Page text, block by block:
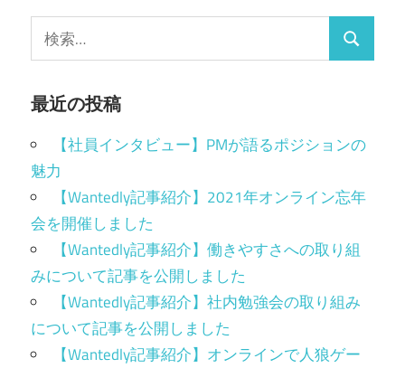
最近の投稿
【社員インタビュー】PMが語るポジションの
魅力
【Wantedly記事紹介】2021年オンライン忘年
会を開催しました
【Wantedly記事紹介】働きやすさへの取り組
みについて記事を公開しました
【Wantedly記事紹介】社内勉強会の取り組み
について記事を公開しました
【Wantedly記事紹介】オンラインで人狼ゲー